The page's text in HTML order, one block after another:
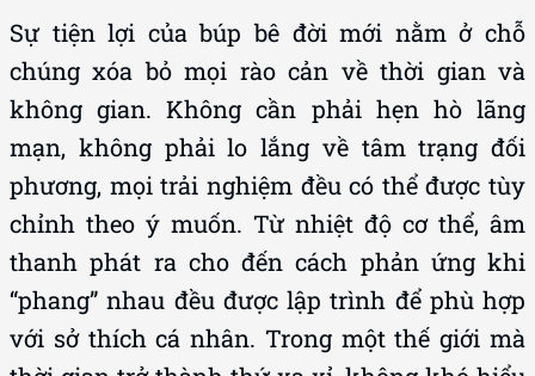
Sự tiện lợi của búp bê đời mới nằm ở chỗ
chúng xóa bỏ mọi rào cản về thời gian và
không gian. Không cần phải hẹn hò lãng
mạn, không phải lo lắng về tâm trạng đối
phương, mọi trải nghiệm đều có thể được tùy
chỉnh theo ý muốn. Từ nhiệt độ cơ thể, âm
thanh phát ra cho đến cách phản ứng khi
“phang” nhau đều được lập trình để phù hợp
với sở thích cá nhân. Trong một thế giới mà